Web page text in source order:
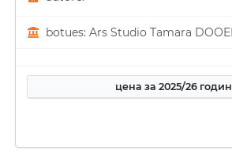
botues: Ars Studio Tamara
цена за 2025/26